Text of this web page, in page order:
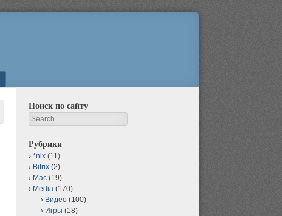
Поиск по сайту
Search
Рубрики
*nix (11)
Bitrix (2)
Mac (19)
Media (170)
Видео (100)
Игры (18)